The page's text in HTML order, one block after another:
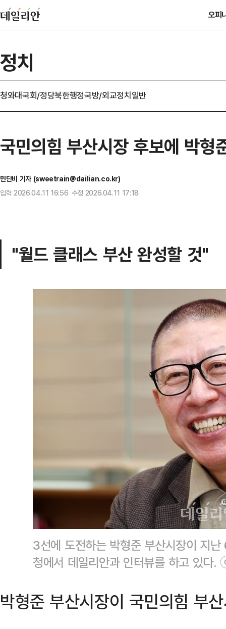
오피
정치
청와대국회/정당북한행정국방/외교정치일반
국민의힘 부산시장 후보에 박
민단비 기자 (sweetrain@dailian.co.kr)
입력 2026.04.11 16:56 수정 2026.04.11 17:18
"월드 클래스 부산 완성할 것"
3선에 도전하는 박형준 부산시장이 지
청에서 데일리안과 인터뷰를 하고 있다
박형준 부산시장이 국민의힘 부